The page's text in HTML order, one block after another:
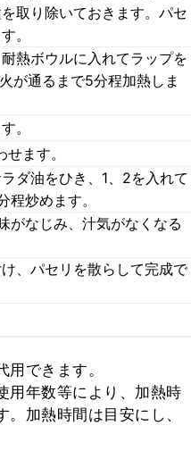
取り除いておきます。パセ
。
熱ボウルに入れてラップを
が通るまで5分程加熱しま
。
ます。
ダ油をひき、1、2を入れて
炒めます。
がなじみ、汁気がなくなる
、パセリを散らして完成で
できます。
用年数等により、加熱時
加熱時間は目安にし、